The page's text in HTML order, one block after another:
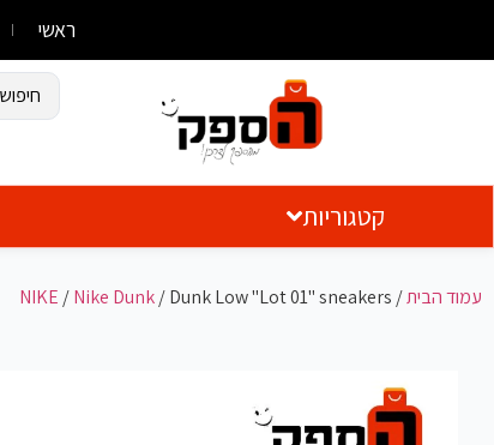
ראשי
קטגוריות
עמוד הבית/
NIKE /Nike Dunk/ Dunk Low "Lot 01" sneakers